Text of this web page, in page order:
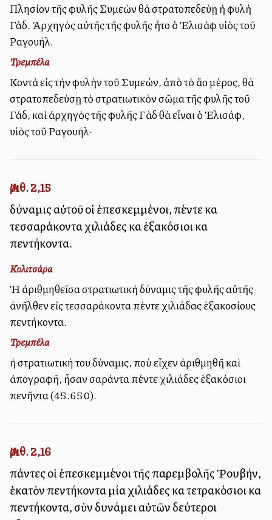
Πλησίον τῆς φυλῆς Συμεὼν θὰ στρατοπεδεύῃ ἡ φυλὴ
Γάδ. Ἀρχηγὸς αὐτῆς τῆς φυλῆς ἦτο ὁ Ἑλισὰφ υἱὸς τοῦ
Ραγουήλ.
Τρεμπέλα
Κοντὰ εἰς τὴν φυλὴν τοῦ Συμεών, ἀπὸ τὸ ἄλλο μέρος, θὰ
στρατοπεδεύσῃ τὸ στρατιωτικὸν σῶμα τῆς φυλῆς τοῦ
Γάδ, καὶ ἀρχηγὸς τῆς φυλῆς Γὰδ θὰ εἶναι ὁ Ἑλισάφ,
υἱὸς τοῦ Ραγουήλ·
Ἀριθ. 2,15
δύναμις αὐτοῦ οἱ ἐπεσκεμμένοι, πέντε καὶ
τεσσαράκοντα χιλιάδες καὶ ἑξακόσιοι καὶ
πεντήκοντα.
Κολιτσάρα
Ἡ ἀριθμηθεῖσα στρατιωτικὴ δύναμις τῆς φυλῆς αὐτῆς
ἀνῆλθεν εἰς τεσσαράκοντα πέντε χιλιάδας ἑξακοσίους
πεντήκοντα.
Τρεμπέλα
ἡ στρατιωτική του δύναμις, ποὺ εἶχεν ἀριθμηθῆ καὶ
ἀπογραφῆ, ἦσαν σαράντα πέντε χιλιάδες ἑξακόσιοι
πενῆντα (45.650).
Ἀριθ. 2,16
πάντες οἱ ἐπεσκεμμένοι τῆς παρεμβολῆς Ῥουβήν,
ἑκατὸν πεντήκοντα μία χιλιάδες καὶ τετρακόσιοι καὶ
πεντήκοντα, σὺν δυνάμει αὐτῶν δεύτεροι